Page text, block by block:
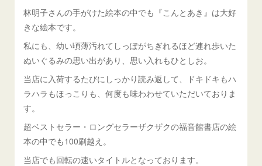
林明子さんの手がけた絵本の中でも『こんとあき』は大好
きな絵本です。
私にも、幼い頃薄汚れてしっぽがちぎれるほど連れ歩いた
ぬいぐるみの思い出があり、思い入れもひとしお。
当店に入荷するたびにしっかり読み返して、ドキドキもハ
ラハラもほっこりも、何度も味わわせていただいておりま
す。
超ベストセラー・ロングセラーザクザクの福音館書店の絵
本の中でも100刷越え。
当店でも回転の速いタイトルとなっております。